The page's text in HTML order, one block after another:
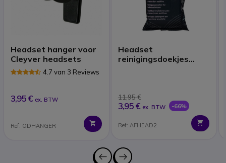
Headset hanger voor
Cleyver headsets
4.7 van 3 Reviews
3,95 € ex. BTW
Ref: ODHANGER
Headset
reinigingsdoekjes
11,95 €
3,95 € ex. BTW -66%
Ref: AFHEAD2